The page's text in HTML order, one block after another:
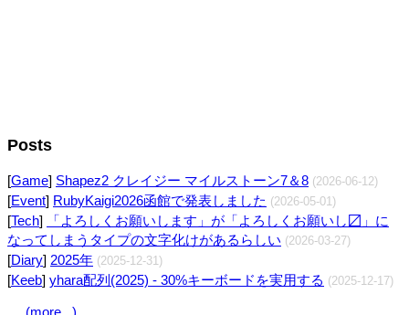
Posts
[Game] Shapez2 クレイジー マイルストーン7＆8 (2026-06-12)
[Event] RubyKaigi2026函館で発表しました (2026-05-01)
[Tech]
「よろしくお願いします」が「よろしくお願いし〼」に
なってしまうタイプの文字化けがあるらしい (2026-03-27)
[Diary] 2025年 (2025-12-31)
[Keeb] yhara配列(2025) - 30%キーボードを実用する (2025-12-17)